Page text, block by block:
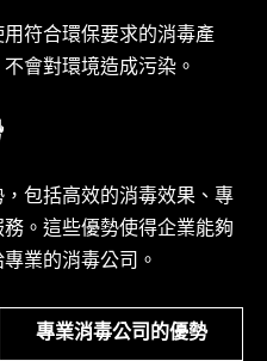
符合環保要求的消毒產
會對環境造成污染。
包括高效的消毒效果、專
。這些優勢使得企業能夠
業的消毒公司。
專業消毒公司的優勢